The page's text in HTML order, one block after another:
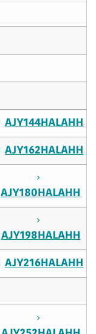
AJY144HALAHH
AJY162HALAHH
AJY180HALAHH
AJY198HALAHH
AJY216HALAHH